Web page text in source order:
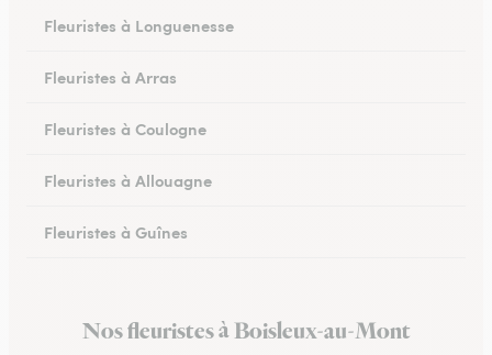
Fleuristes à Longuenesse
Fleuristes à Arras
Fleuristes à Coulogne
Fleuristes à Allouagne
Fleuristes à Guînes
Fleuristes à Rang-du-Fliers
Nos fleuristes à Boisleux-au-Mont